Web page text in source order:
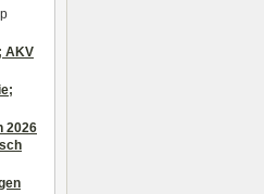
AKV
2026